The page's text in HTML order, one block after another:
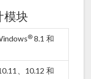
模块
®8.1 和
、10.12 和